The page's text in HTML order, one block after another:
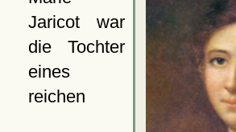
Jaricot war
die Tochter
eines
reichen